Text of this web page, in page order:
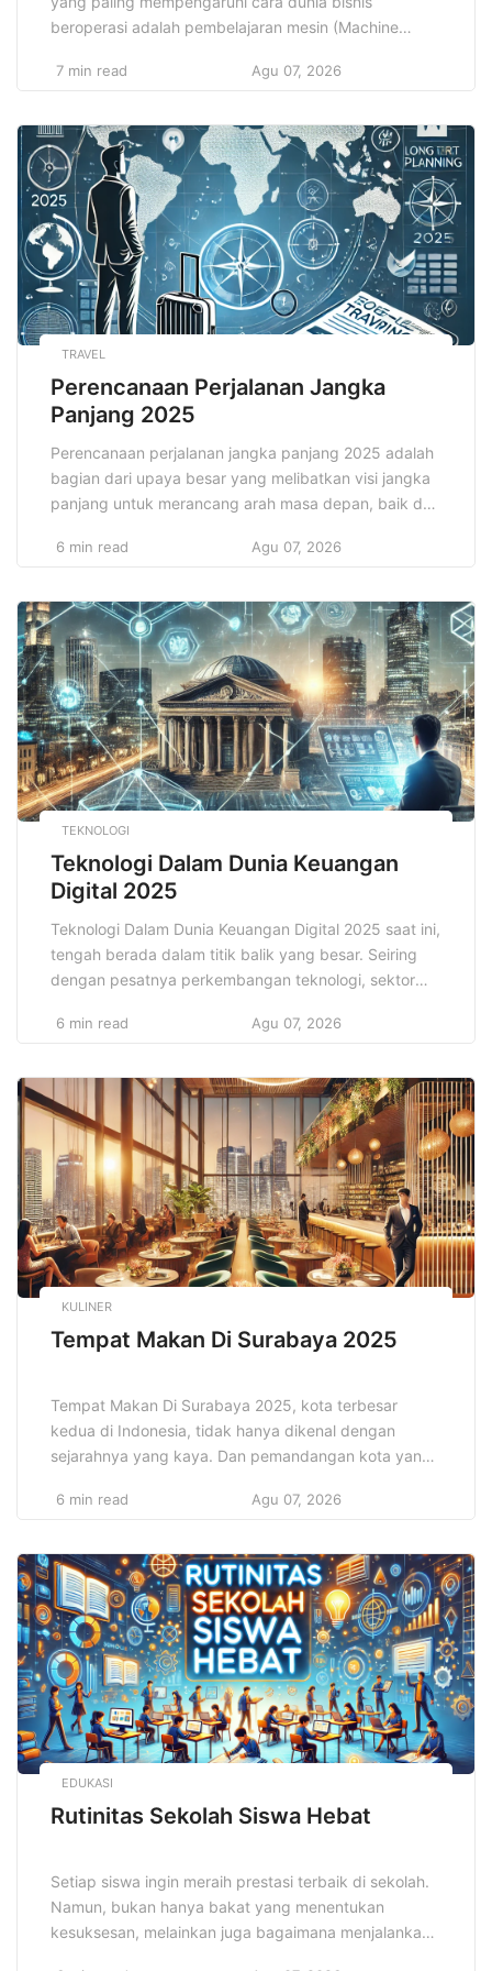
beroperasi adalah pembelajaran mesin (Machine
kecerdasan buatan (Artificial Intelligence/AI), telah
data, memproses informasi, serta mengambil
keputusan. Tidak hanya terbatas pada sektor
teknologi, kini pembelajaran mesin telah merambah ke
hampir seluruh bidang, […]
7 min read Agu 07, 2026
TRAVEL
Perencanaan Perjalanan Jangka
Panjang 2025
Perencanaan perjalanan jangka panjang 2025 adalah
bagian dari upaya besar yang melibatkan visi jangka
panjang untuk merancang arah masa depan, baik dari
infrastruktur. Fokus utama dalam perencanaan ini
menguntungkan bagi negara, masyarakat, dan
lingkungan hidup dalam jangka waktu panjang.
Sektor pariwisata, sebagai salah satu […]
6 min read Agu 07, 2026
TEKNOLOGI
Teknologi Dalam Dunia Keuangan
Digital 2025
Teknologi Dalam Dunia Keuangan Digital 2025 saat ini,
tengah berada dalam titik balik yang besar. Seiring
dengan pesatnya perkembangan teknologi, sektor
signifikan. Teknologi telah menjadi kekuatan
dengan uang, melakukan transaksi, serta mengelola
aset dan investasi. Pengenalan teknologi baru tidak
hanya meningkatkan kenyamanan dan efisiensi, […]
6 min read Agu 07, 2026
KULINER
Tempat Makan Di Surabaya 2025
Tempat Makan Di Surabaya 2025, kota terbesar
kedua di Indonesia, tidak hanya dikenal dengan
sejarahnya yang kaya. Dan pemandangan kota yang
menggoda. Pada tahun 2025, Surabaya semakin
tidak boleh dilewatkan. Dengan keanekaragaman
budaya dan tradisi, Surabaya menawarkan berbagai
macam hidangan yang memadukan […]
6 min read Agu 07, 2026
EDUKASI
Rutinitas Sekolah Siswa Hebat
Setiap siswa ingin meraih prestasi terbaik di sekolah.
Namun, bukan hanya bakat yang menentukan
kesuksesan, melainkan juga bagaimana menjalankan